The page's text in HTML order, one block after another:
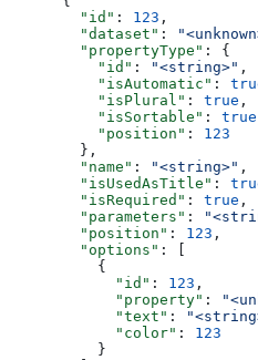
        "id"
: 123 ,
        "dataset"
:
        "propertyType"
: {
          "id"
: "<string>" ,
          "isAutomatic"
:
          "isPlural"
: true ,
          "isSortable"
: true
          "position"
: 123
        },
        "name"
: "<string>" ,
        "isUsedAsTitle"
:
        "isRequired"
: true ,
        "parameters"
:
        "position"
: 123 ,
        "options"
: [
          {
            "id"
: 123 ,
            "property"
:
            "text"
:
            "color"
: 123
          }